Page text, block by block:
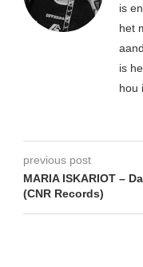
is
het
is
hou
previous post
MARIA ISKARIOT –
(CNR Records)